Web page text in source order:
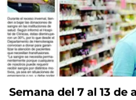
Semana del 7 al 13 de